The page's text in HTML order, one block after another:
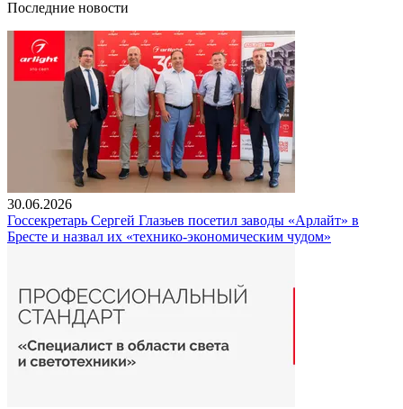
Последние новости
30.06.2026
Госсекретарь Сергей Глазьев посетил заводы «Арлайт» в
Бресте и назвал их «технико-экономическим чудом»